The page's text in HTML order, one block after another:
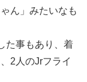
ん」みたいなも
た事もあり、着
2人のJrフライ